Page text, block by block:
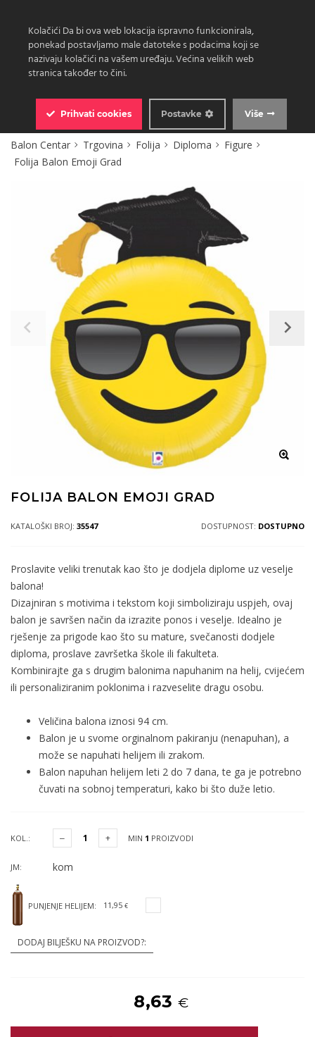
Balon Centar Trgovina Folija Diploma
Figure
Folija Balon Emoji Grad
FOLIJA BALON EMOJI GRAD
KATALOŠKI BROJ: 35547 DOSTUPNOST: DOSTUPNO
Proslavite veliki trenutak kao što je dodjela diplome uz veselje
balona!
Dizajniran s motivima i tekstom koji simboliziraju uspjeh, ovaj
balon je savršen način da izrazite ponos i veselje. Idealno je
rješenje za prigode kao što su mature, svečanosti dodjele
diploma, proslave završetka škole ili fakulteta.
Kombinirajte ga s drugim balonima napuhanim na helij, cvijećem
ili personaliziranim poklonima i razveselite dragu osobu.
Veličina balona iznosi 94 cm.
Balon je u svome orginalnom pakiranju (nenapuhan), a
može se napuhati helijem ili zrakom.
Balon napuhan helijem leti 2 do 7 dana, te ga je potrebno
čuvati na sobnoj temperaturi, kako bi što duže letio.
KOL.: MIN 1 PROIZVODI
JM: kom
PUNJENJE HELIJEM: 11,95 €
DODAJ BILJEŠKU NA PROIZVOD?:
8,63 €
Kolačići Da bi ova web lokacija ispravno funkcionirala,
ponekad postavljamo male datoteke s podacima koji se
nazivaju kolačići na vašem uređaju. Većina velikih web
stranica također to čini.
Prihvati cookies Više
Postavke